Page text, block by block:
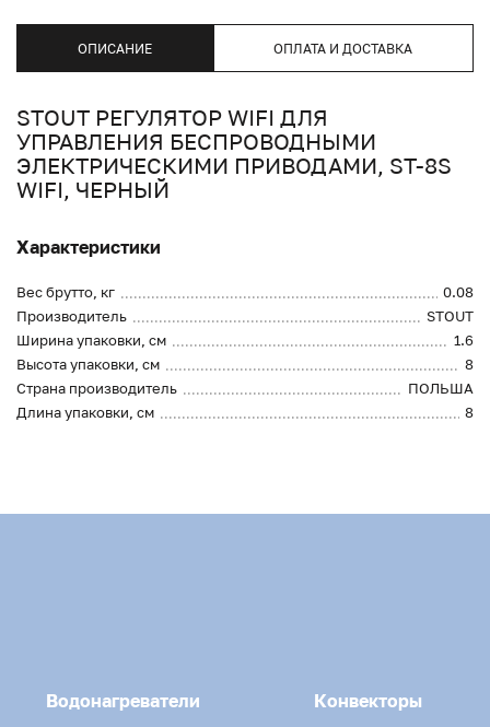
ОПИСАНИЕ ОПЛАТА И ДОСТАВКА
STOUT РЕГУЛЯТОР WIFI ДЛЯ
УПРАВЛЕНИЯ БЕСПРОВОДНЫМИ
ЭЛЕКТРИЧЕСКИМИ ПРИВОДАМИ, ST-8S
WIFI, ЧЕРНЫЙ
Характеристики
Вес брутто, кг
0.08
Производитель
STOUT
Ширина упаковки, см
1.6
Высота упаковки, см
8
Страна производитель
ПОЛЬША
Длина упаковки, см
8
Водонагреватели Конвекторы